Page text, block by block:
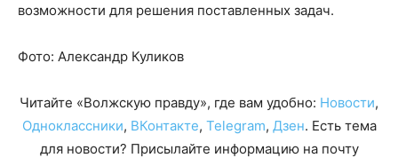
возможности для решения поставленных задач.
Фото: Александр Куликов
Читайте «Волжскую правду», где вам удобно: Новости,
Одноклассники, ВКонтакте, Telegram, Дзен. Есть тема
для новости? Присылайте информацию на почту